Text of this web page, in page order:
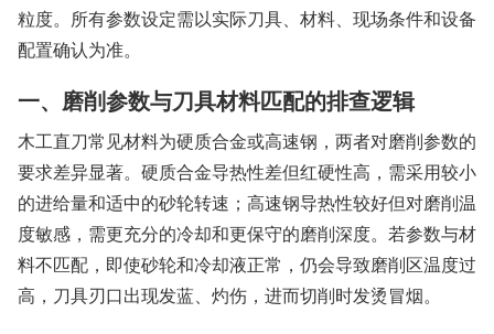
粒度。所有参数设定需以实际刀具、材料、现场条件和设备
配置确认为准。
一、磨削参数与刀具材料匹配的排查逻辑
木工直刀常见材料为硬质合金或高速钢，两者对磨削参数的
要求差异显著。硬质合金导热性差但红硬性高，需采用较小
的进给量和适中的砂轮转速；高速钢导热性较好但对磨削温
度敏感，需更充分的冷却和更保守的磨削深度。若参数与材
料不匹配，即使砂轮和冷却液正常，仍会导致磨削区温度过
高，刀具刃口出现发蓝、灼伤，进而切削时发烫冒烟。